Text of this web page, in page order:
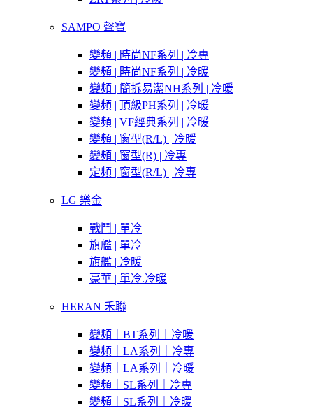
SAMPO 聲寶
變頻 | 時尚NF系列 | 冷專
變頻 | 時尚NF系列 | 冷暖
變頻 | 簡拆易潔NH系列 | 冷暖
變頻 | 頂級PH系列 | 冷暖
變頻 | VF經典系列 | 冷暖
變頻 | 窗型(R/L) | 冷暖
變頻 | 窗型(R) | 冷專
定頻 | 窗型(R/L) | 冷專
LG 樂金
戰鬥 | 單冷
旗艦 | 單冷
旗艦 | 冷暖
豪華 | 單冷.冷暖
HERAN 禾聯
變頻｜BT系列｜冷暖
變頻｜LA系列｜冷專
變頻｜LA系列｜冷暖
變頻｜SL系列｜冷專
變頻｜SL系列｜冷暖